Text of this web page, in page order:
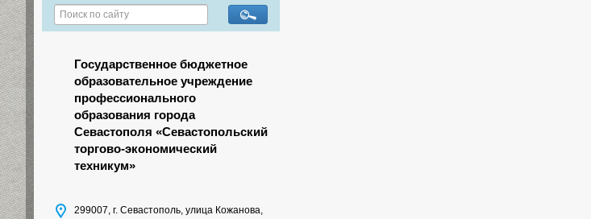
Государственное бюджетное
образовательное учреждение
профессионального
образования города
Севастополя «Севастопольский
торгово-экономический
техникум»
299007, г. Севастополь, улица Кожанова,